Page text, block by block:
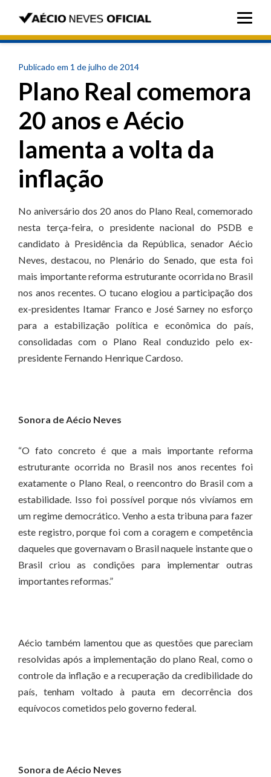
Publicado em 1 de julho de 2014
Plano Real comemora
20 anos e Aécio
lamenta a volta da
inflação
No aniversário dos 20 anos do Plano Real, comemorado
nesta terça-feira, o presidente nacional do PSDB e
candidato à Presidência da República, senador Aécio
Neves, destacou, no Plenário do Senado, que esta foi
mais importante reforma estruturante ocorrida no Brasil
nos anos recentes. O tucano elogiou a participação dos
ex-presidentes Itamar Franco e José Sarney no esforço
para a estabilização política e econômica do país,
consolidadas com o Plano Real conduzido pelo ex-
presidente Fernando Henrique Cardoso.
Sonora de Aécio Neves
“O fato concreto é que a mais importante reforma
estruturante ocorrida no Brasil nos anos recentes foi
exatamente o Plano Real, o reencontro do Brasil com a
estabilidade. Isso foi possível porque nós vivíamos em
um regime democrático. Venho a esta tribuna para fazer
este registro, porque foi com a coragem e competência
daqueles que governavam o Brasil naquele instante que o
Brasil criou as condições para implementar outras
importantes reformas.”
Aécio também lamentou que as questões que pareciam
resolvidas após a implementação do plano Real, como o
controle da inflação e a recuperação da credibilidade do
país, tenham voltado à pauta em decorrência dos
equívocos cometidos pelo governo federal.
Sonora de Aécio Neves